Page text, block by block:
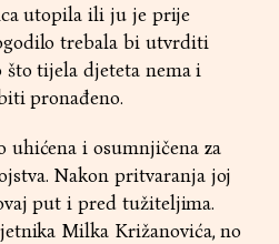
utopila ili ju je prije
trebala bi utvrditi
što tijela djeteta nema i
pronađeno.
uhićena i osumnjičena za
Nakon pritvaranja joj
put i pred tužiteljima.
Milka Križanovića, no